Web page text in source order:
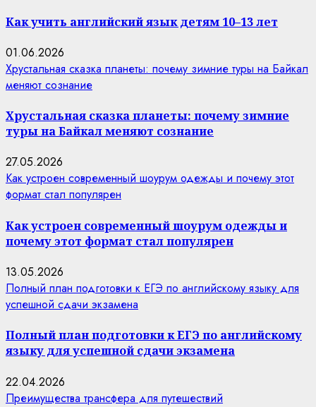
Как учить английский язык детям 10–13 лет
01.06.2026
Хрустальная сказка планеты: почему зимние туры на Байкал
меняют сознание
Хрустальная сказка планеты: почему зимние
туры на Байкал меняют сознание
27.05.2026
Как устроен современный шоурум одежды и почему этот
формат стал популярен
Как устроен современный шоурум одежды и
почему этот формат стал популярен
13.05.2026
Полный план подготовки к ЕГЭ по английскому языку для
успешной сдачи экзамена
Полный план подготовки к ЕГЭ по английскому
языку для успешной сдачи экзамена
22.04.2026
Преимущества трансфера для путешествий